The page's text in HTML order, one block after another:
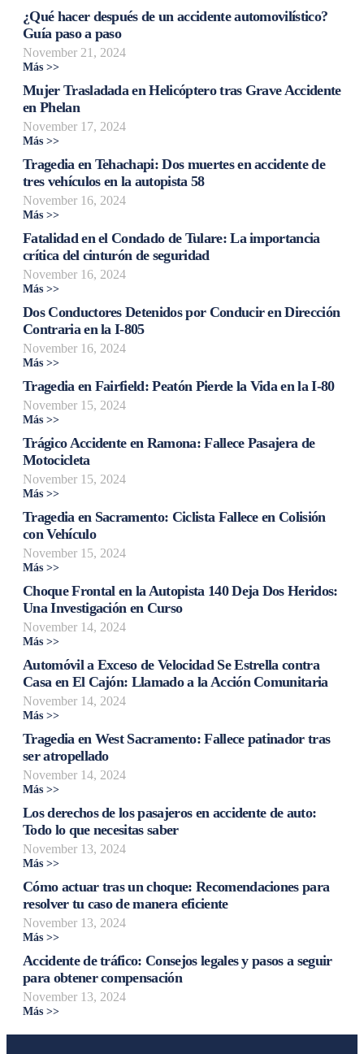
¿Qué hacer después de un accidente automovilístico?
Guía paso a paso
November 21, 2024
Más >>
Mujer Trasladada en Helicóptero tras Grave Accidente
en Phelan
November 17, 2024
Más >>
Tragedia en Tehachapi: Dos muertes en accidente de
tres vehículos en la autopista 58
November 16, 2024
Más >>
Fatalidad en el Condado de Tulare: La importancia
crítica del cinturón de seguridad
November 16, 2024
Más >>
Dos Conductores Detenidos por Conducir en Dirección
Contraria en la I-805
November 16, 2024
Más >>
Tragedia en Fairfield: Peatón Pierde la Vida en la I-80
November 15, 2024
Más >>
Trágico Accidente en Ramona: Fallece Pasajera de
Motocicleta
November 15, 2024
Más >>
Tragedia en Sacramento: Ciclista Fallece en Colisión
con Vehículo
November 15, 2024
Más >>
Choque Frontal en la Autopista 140 Deja Dos Heridos:
Una Investigación en Curso
November 14, 2024
Más >>
Automóvil a Exceso de Velocidad Se Estrella contra
Casa en El Cajón: Llamado a la Acción Comunitaria
November 14, 2024
Más >>
Tragedia en West Sacramento: Fallece patinador tras
ser atropellado
November 14, 2024
Más >>
Los derechos de los pasajeros en accidente de auto:
Todo lo que necesitas saber
November 13, 2024
Más >>
Cómo actuar tras un choque: Recomendaciones para
resolver tu caso de manera eficiente
November 13, 2024
Más >>
Accidente de tráfico: Consejos legales y pasos a seguir
para obtener compensación
November 13, 2024
Más >>